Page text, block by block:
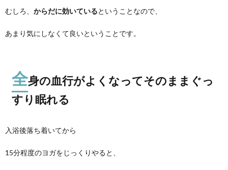
むしろ、 からだに効いているということなので、
あまり気にしなくて良いということです。
全身の血行がよくなってそのままぐっ
すり眠れる
入浴後落ち着いてから
15分程度のヨガをじっくりやると、